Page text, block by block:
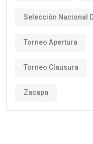
Selección Nacional
Torneo Apertura
Torneo Clausura
Zacapa